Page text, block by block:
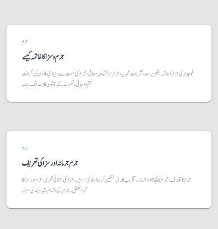
جرم
جرم و سزا کا خاتمہ کیسے
فوجداری جرم کا خاتمہ، تعزیر، حد، شریعت محمدیہ، جرم سزا گناہ کی معافی، مجرم کی موت سے دنیاوی قانون کی گرفت
ختم ہو جاتی۔ مگر اللّہ کے قانون کا مسلہ الگ ہے۔
جرم
جرم جرمانہ اور سزا کی تعریف
جرم کا تعارف، مجرم کا پچھتاوا، جرمانہ، تخریب کاری، متعین کردہ اسلامی سزایں، جرم کی قانونی تعری، جرم اور سزا کا
گہرا تعلق۔ جرم کے اقسام، قید و بند کی سزا۔